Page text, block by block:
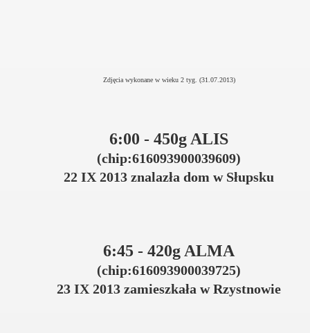
Zdjęcia wykonane w wieku 2 tyg. (31.07.2013)
6:00 - 450g ALIS
(chip:616093900039609)
22 IX 2013 znalazła dom w Słupsku
6:45 - 420g ALMA
(chip:616093900039725)
23 IX 2013 zamieszkała w Rzystnowie